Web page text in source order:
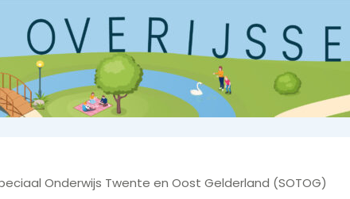
Onderwijs Twente en Oost Gelderland (SOTOG)